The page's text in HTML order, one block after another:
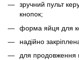
зручний пульт
кнопок;
форма яйця для
надійно
для продовження